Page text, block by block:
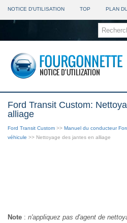
NOTICE D'UTILISATION TOP PLAN
Ford Transit Custom:
alliage
Ford Transit Custom >> Manuel du conducteur
véhicule >> Nettoyage des jantes en alliage
Note : n'appliquez pas d'agent de